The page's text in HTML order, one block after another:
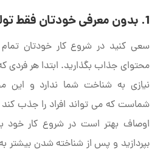
1. بدون معرفی خودتان فقط تولید محتوا کنید
سعی کنید در شروع کار خودتان تمام
محتوای جذاب بگذارید. ابتدا هر فردی
نیازی به شناخت شما ندارد و این
شماست که می تواند افراد را جذب کند
اوصاف بهتر است در شروع کار خود
بپردازید و پس از شناخته شدن بیشتر